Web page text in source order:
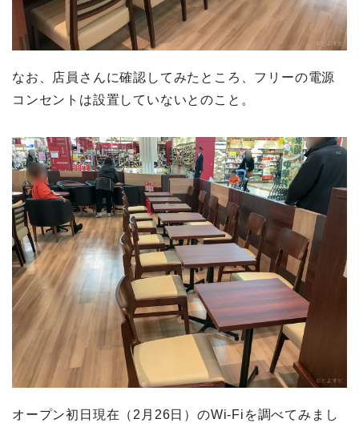
なお、店員さんに確認してみたところ、フリーの電源
コンセントは設置していないとのこと。
オープン初日現在（2月26日）のWi-Fiを調べてみまし